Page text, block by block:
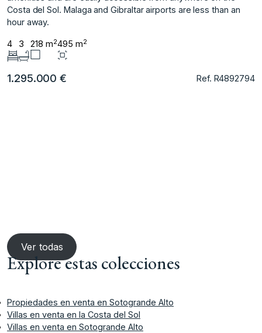
Costa del Sol. Malaga and Gibraltar airports are less than an
hour away.
4 3 218 m2495 m2
1.295.000 € Ref. R4892794
Ver todas
Explore estas colecciones
Propiedades en venta en Sotogrande Alto
Villas en venta en la Costa del Sol
Villas en venta en Sotogrande Alto